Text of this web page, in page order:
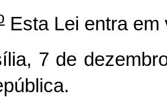
Esta Lei entra
de dezembro